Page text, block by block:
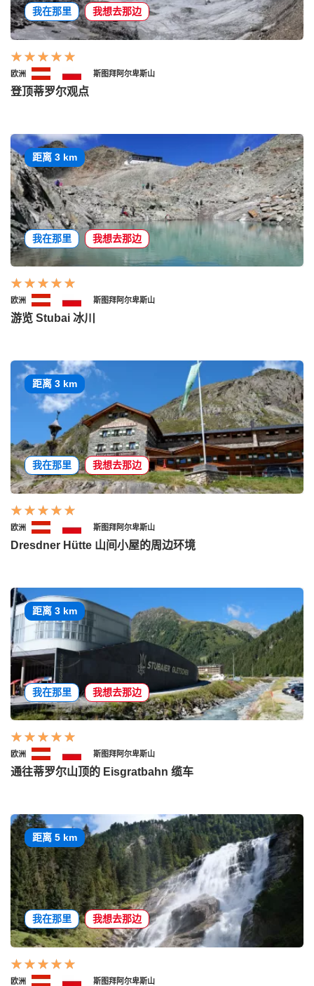
我在那里 我想去那边
欧洲 斯图拜阿尔卑斯山
登顶蒂罗尔观点
距离 3 km
我在那里 我想去那边
欧洲 斯图拜阿尔卑斯山
游览 Stubai 冰川
距离 3 km
我在那里 我想去那边
欧洲 斯图拜阿尔卑斯山
Dresdner Hütte 山间小屋的周边环境
距离 3 km
我在那里 我想去那边
欧洲 斯图拜阿尔卑斯山
通往蒂罗尔山顶的 Eisgratbahn 缆车
距离 5 km
我在那里 我想去那边
欧洲 斯图拜阿尔卑斯山